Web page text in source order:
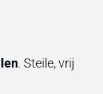
. Steile, vrij